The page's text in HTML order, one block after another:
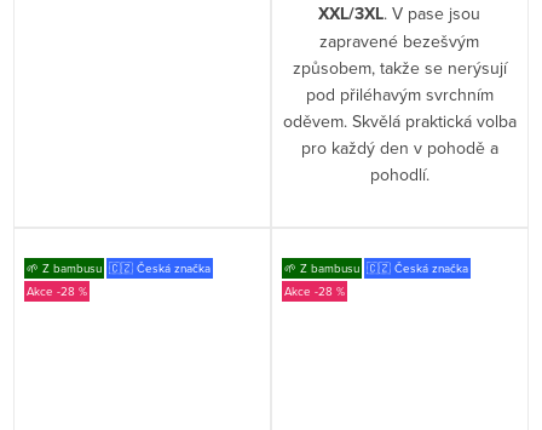
XXL/3XL. V pase jsou
zapravené bezešvým
způsobem, takže se nerýsují
pod přiléhavým svrchním
oděvem. Skvělá praktická volba
pro každý den v pohodě a
pohodlí.
🌱 Z bambusu 🇨🇿 Česká značka
-28 %
🌱 Z bambusu 🇨🇿 Česká značka
-28 %